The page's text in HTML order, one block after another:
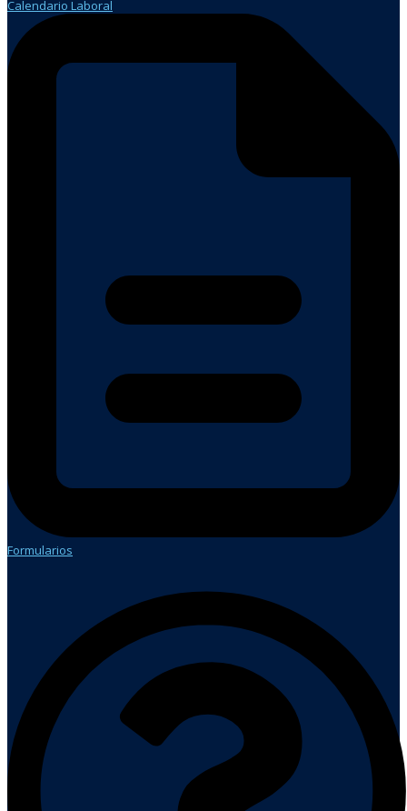
Calendario Laboral
Formularios